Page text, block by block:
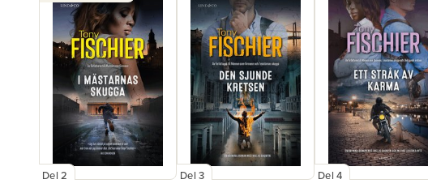
Del 2 Del 3 Del 4